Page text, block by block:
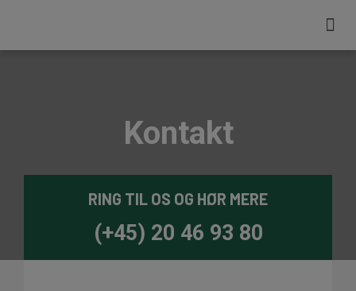
Kontakt
RING TIL OS OG HØR MERE
(+45) 20 46 93 80